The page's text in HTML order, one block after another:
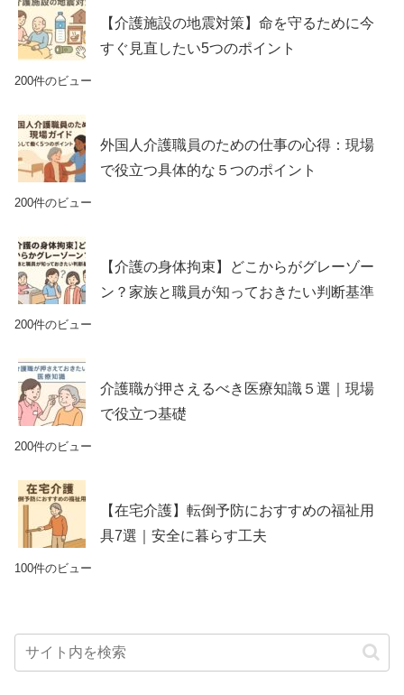
【介護施設の地震対策】命を守るために今
すぐ見直したい5つのポイント
200件のビュー
外国人介護職員のための仕事の心得：現場
で役立つ具体的な５つのポイント
200件のビュー
【介護の身体拘束】どこからがグレーゾー
ン？家族と職員が知っておきたい判断基準
200件のビュー
介護職が押さえるべき医療知識５選｜現場
で役立つ基礎
200件のビュー
【在宅介護】転倒予防におすすめの福祉用
具7選｜安全に暮らす工夫
100件のビュー